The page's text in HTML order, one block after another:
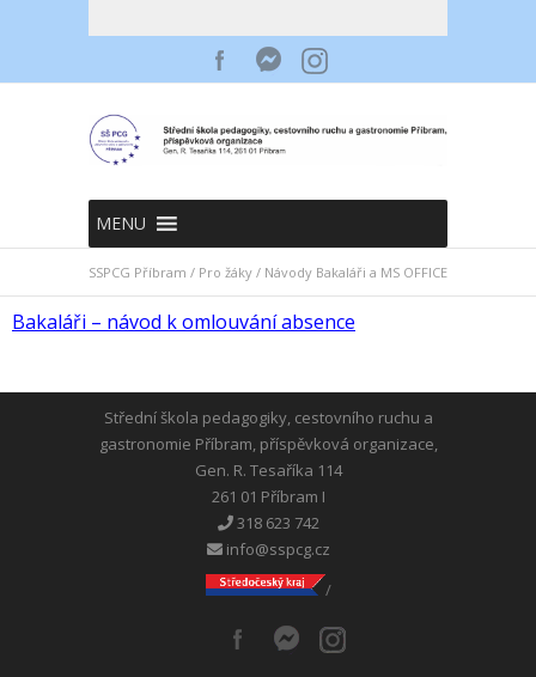
MENU
SSPCG Příbram / Pro žáky / Návody Bakaláři a MS OFFICE
Bakaláři – návod k omlouvání absence
Střední škola pedagogiky, cestovního ruchu a
gastronomie Příbram, příspěvková organizace,
Gen. R. Tesaříka 114
261 01 Příbram I
318 623 742
info@sspcg.cz
/